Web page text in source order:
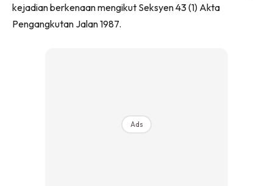
kejadian berkenaan mengikut Seksyen 43 (1) Akta
Pengangkutan Jalan 1987.
Ads